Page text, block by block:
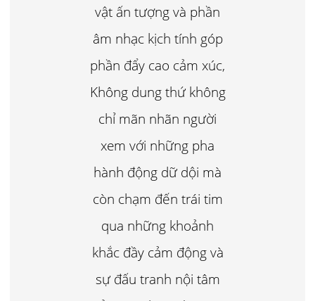
vật ấn tượng và phần
âm nhạc kịch tính góp
phần đẩy cao cảm xúc,
Không dung thứ không
chỉ mãn nhãn người
xem với những pha
hành động dữ dội mà
còn chạm đến trái tim
qua những khoảnh
khắc đầy cảm động và
sự đấu tranh nội tâm